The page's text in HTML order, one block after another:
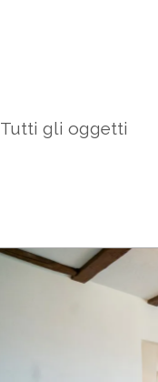
Tutti gli oggetti